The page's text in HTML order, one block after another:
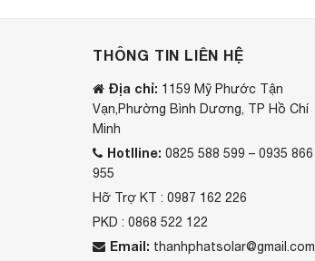
THÔNG TIN LIÊN HỆ
Địa chỉ: 1159 Mỹ Phước Tận
Vạn,Phường Bình Dương, TP Hồ Chí
Minh
Hotlline: 0825 588 599 – 0935 866
955
Hỡ Trợ KT : 0987 162 226
PKD : 0868 522 122
Email: thanhphatsolar@gmail.com